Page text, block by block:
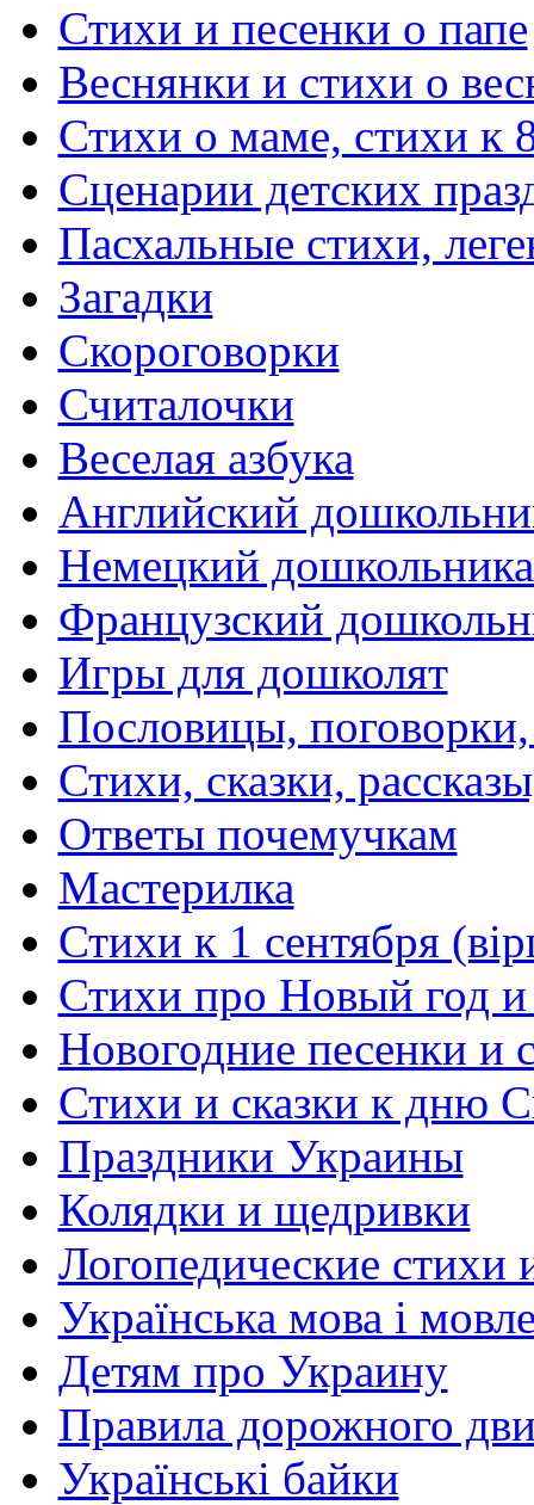
Стихи и песенки о папе
Веснянки и стихи о
Стихи о маме, стихи к
Сценарии детских
Пасхальные стихи,
Загадки
Скороговорки
Считалочки
Веселая азбука
Английский
Немецкий
Французский
Игры для дошколят
Пословицы,
Стихи, сказки,
Ответы почемучкам
Мастерилка
Стихи к 1 сентября
Стихи про Новый год
Новогодние песенки и
Стихи и сказки к дню
Праздники Украины
Колядки и щедривки
Логопедические стихи
Українська мова і
Детям про Украину
Правила дорожного
Українські байки